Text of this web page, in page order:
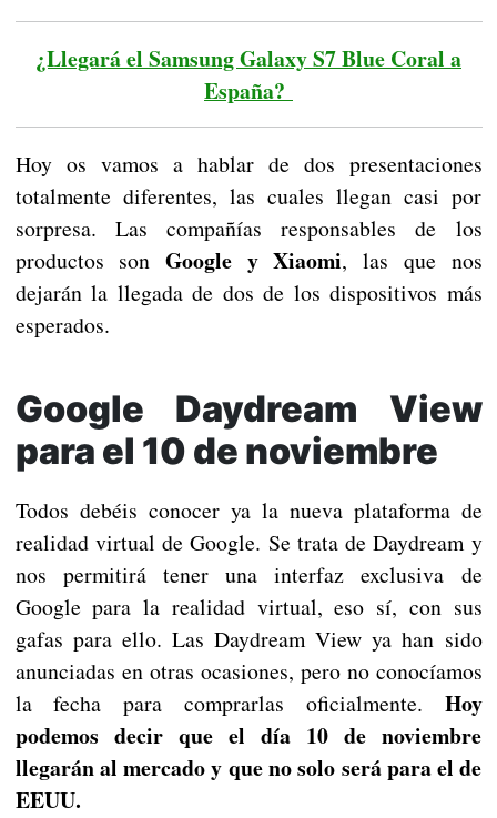
¿Llegará el Samsung Galaxy S7 Blue Coral a
España?
Hoy os vamos a hablar de dos presentaciones
totalmente diferentes, las cuales llegan casi por
sorpresa. Las compañías responsables de los
productos son Google y Xiaomi, las que nos
dejarán la llegada de dos de los dispositivos más
esperados.
Google Daydream View
para el 10 de noviembre
Todos debéis conocer ya la nueva plataforma de
realidad virtual de Google. Se trata de Daydream y
nos permitirá tener una interfaz exclusiva de
Google para la realidad virtual, eso sí, con sus
gafas para ello. Las Daydream View ya han sido
anunciadas en otras ocasiones, pero no conocíamos
la fecha para comprarlas oficialmente. Hoy
podemos decir que el día 10 de noviembre
llegarán al mercado y que no solo será para el de
EEUU.